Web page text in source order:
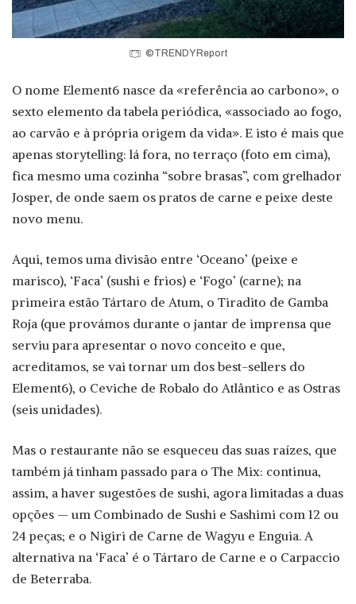
©TRENDY Report
O nome Element6 nasce da «referência ao carbono», o
sexto elemento da tabela periódica, «associado ao fogo,
ao carvão e à própria origem da vida». E isto é mais que
apenas storytelling: lá fora, no terraço (foto em cima),
fica mesmo uma cozinha “sobre brasas”, com grelhador
Josper, de onde saem os pratos de carne e peixe deste
novo menu.
Aqui, temos uma divisão entre ‘Oceano’ (peixe e
marisco), ‘Faca’ (sushi e frios) e ‘Fogo’ (carne); na
primeira estão Tártaro de Atum, o Tiradito de Gamba
Roja (que provámos durante o jantar de imprensa que
serviu para apresentar o novo conceito e que,
acreditamos, se vai tornar um dos best-sellers do
Element6), o Ceviche de Robalo do Atlântico e as Ostras
(seis unidades).
Mas o restaurante não se esqueceu das suas raízes, que
também já tinham passado para o The Mix: continua,
assim, a haver sugestões de sushi, agora limitadas a duas
opções — um Combinado de Sushi e Sashimi com 12 ou
24 peças; e o Nigiri de Carne de Wagyu e Enguia. A
alternativa na ‘Faca’ é o Tártaro de Carne e o Carpaccio
de Beterraba.